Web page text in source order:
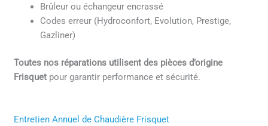
Brûleur ou échangeur encrassé
Codes erreur (Hydroconfort, Evolution, Prestige,
Gazliner)
Toutes nos réparations utilisent des pièces d’origine
Frisquet pour garantir performance et sécurité.
Entretien Annuel de Chaudière Frisquet